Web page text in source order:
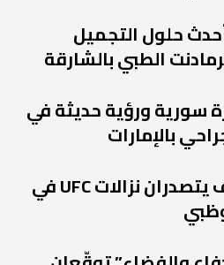
حلول التجميل
الطبي بالشارقة
سورية ورؤية حديثة في
بالإمارات
أنكالايف وغوسكوف يتصدران نزالات UFC في